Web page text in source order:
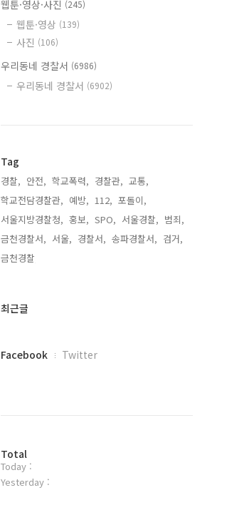
웹툰·영상·사진 (245)
웹툰·영상 (139)
사진 (106)
우리동네 경찰서 (6986)
우리동네 경찰서 (6902)
Tag
경찰, 안전, 학교폭력, 경찰관, 교통,
학교전담경찰관, 예방, 112, 포돌이,
서울지방경찰청, 홍보, SPO, 서울경찰, 범죄,
금천경찰서, 서울, 경찰서, 송파경찰서, 검거,
금천경찰,
최
최근글
페
플
러
그
Facebook Twitter
방
문
자
Total
Today :
Yesterday :